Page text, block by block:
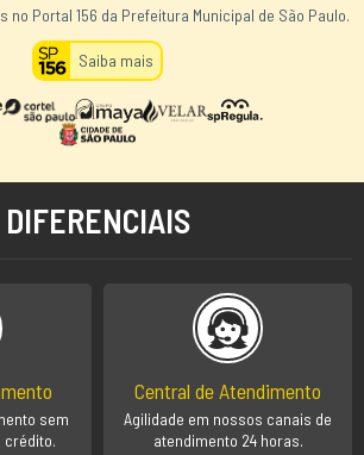
Portal 156 da Prefeitura Municipal de São Paulo.
Saiba mais
DIFERENCIAIS
sem
crédito.
Central de Atendimento
Agilidade em nossos canais de
atendimento 24 horas.